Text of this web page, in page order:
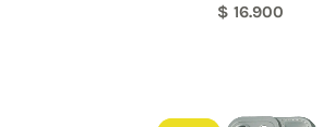
$ 16.900